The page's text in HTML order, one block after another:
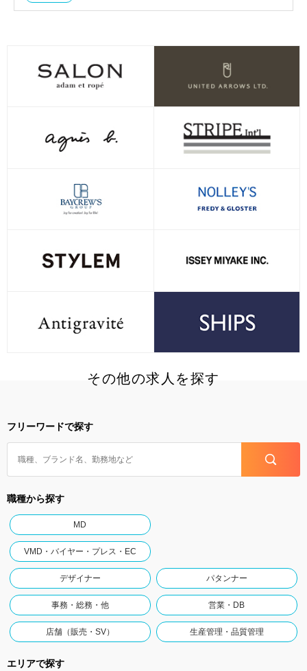
その他の求人を探す
フリーワードで探す
職種から探す
MD
VMD・バイヤー・プレス・EC
デザイナー パタンナー
事務・総務・他 営業・DB
店舗（販売・SV） 生産管理・品質管理
エリアで探す